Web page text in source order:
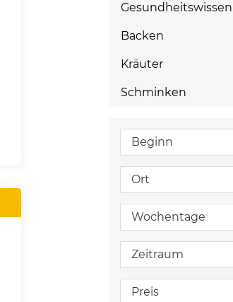
Gesundheitswissen
Backen
Kräuter
Schminken
Beginn
Ort
Wochentage
Zeitraum
Preis